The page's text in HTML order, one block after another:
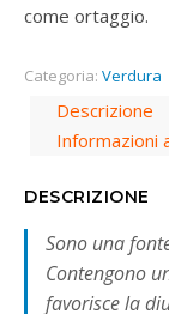
come ortaggio.
Categoria: Verdura
Descrizione
Informazioni
DESCRIZIONE
Sono una
Contengono
favorisce la